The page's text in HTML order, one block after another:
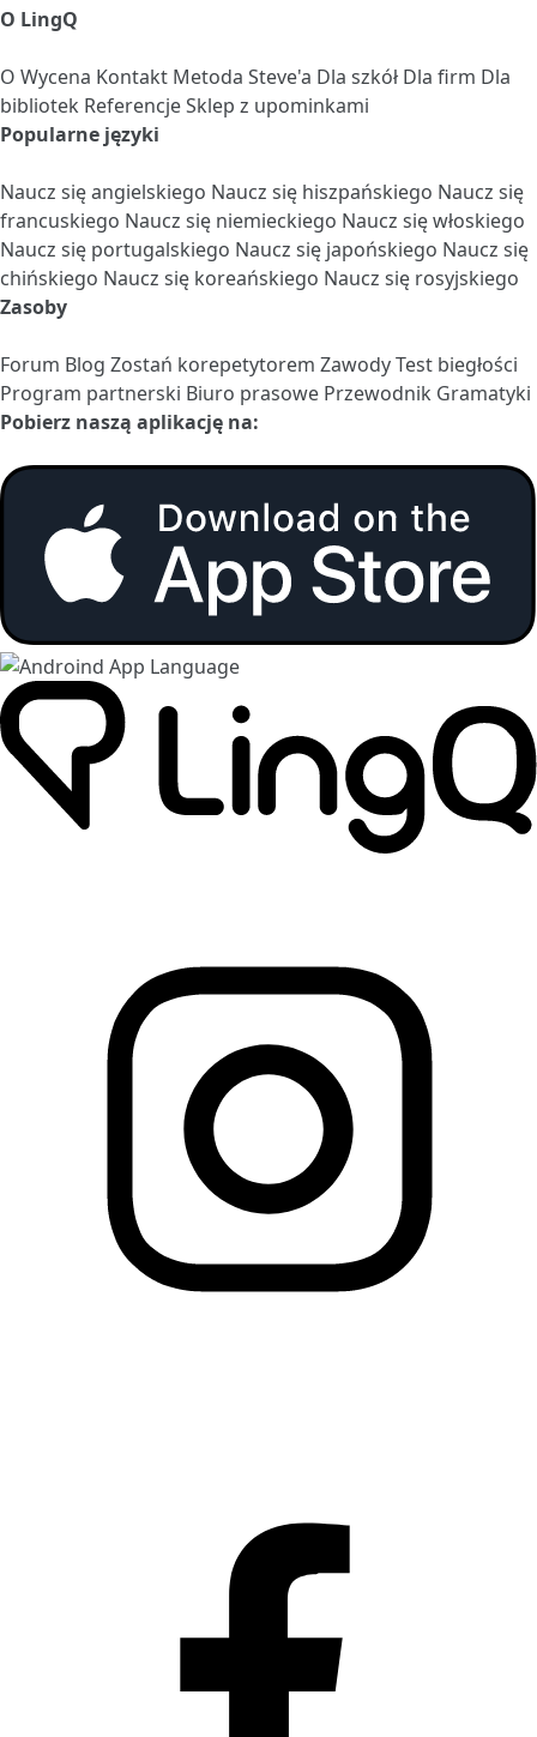
O LingQ
O Wycena Kontakt Metoda Steve'a Dla szkół Dla firm Dla
bibliotek ReferencjeSklep z upominkami
Popularne języki
Naucz się angielskiego Naucz się hiszpańskiego Naucz się
francuskiego Naucz się niemieckiego Naucz się włoskiego
Naucz się portugalskiego Naucz się japońskiego Naucz się
chińskiego Naucz się koreańskiego Naucz się rosyjskiego
Zasoby
Forum Blog Zostań korepetytorem ZawodyTest biegłości
Program partnerski Biuro prasowe Przewodnik Gramatyki
Pobierz naszą aplikację na: